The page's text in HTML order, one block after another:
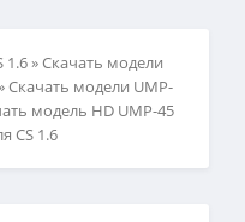
1.6»Скачать модели
Скачать модели UMP-
модель HD UMP-45
CS 1.6